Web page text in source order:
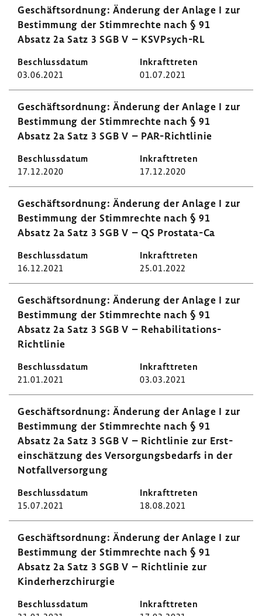
Geschäfts­ord­nung: Ände­rung der Anlage I zur
Bestim­mung der Stimm­rechte nach § 91
Absatz 2a Satz 3 SGB V – KSVPsych-​RL
03.06.2021 01.07.2021
Geschäfts­ord­nung: Ände­rung der Anlage I zur
Bestim­mung der Stimm­rechte nach § 91
Absatz 2a Satz 3 SGB V – PAR-​Richtlinie
17.12.2020 17.12.2020
Geschäfts­ord­nung: Ände­rung der Anlage I zur
Bestim­mung der Stimm­rechte nach § 91
Absatz 2a Satz 3 SGB V – QS Prostata-​Ca
16.12.2021 25.01.2022
Geschäfts­ord­nung: Ände­rung der Anlage I zur
Bestim­mung der Stimm­rechte nach § 91
Absatz 2a Satz 3 SGB V – Rehabilitations-​
Richtlinie
21.01.2021 03.03.2021
Geschäfts­ord­nung: Ände­rung der Anlage I zur
Bestim­mung der Stimm­rechte nach § 91
Absatz 2a Satz 3 SGB V – Richt­linie zur Erst­
ein­schät­zung des Versor­gungs­be­darfs in der
Notfall­ver­sor­gung
15.07.2021 18.08.2021
Geschäfts­ord­nung: Ände­rung der Anlage I zur
Bestim­mung der Stimm­rechte nach § 91
Absatz 2a Satz 3 SGB V – Richt­linie zur
Kinder­herz­chir­urgie